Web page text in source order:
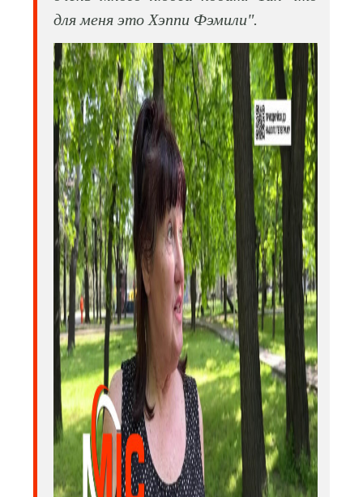
для меня это Хэппи Фэмили".